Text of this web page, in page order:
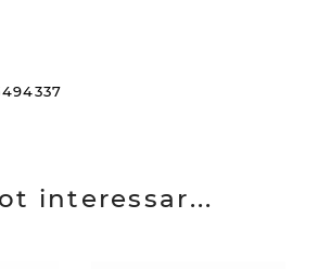
interessar...